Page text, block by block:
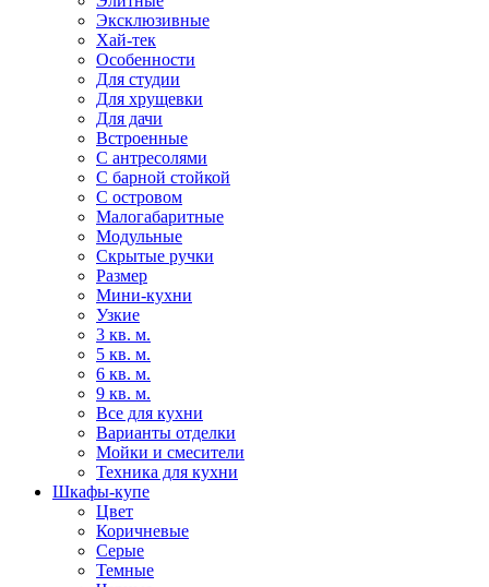
Эксклюзивные
Хай-тек
Особенности
Для студии
Для хрущевки
Для дачи
Встроенные
С антресолями
С барной стойкой
С островом
Малогабаритные
Модульные
Скрытые ручки
Размер
Мини-кухни
Узкие
3 кв. м.
5 кв. м.
6 кв. м.
9 кв. м.
Все для кухни
Варианты отделки
Мойки и смесители
Техника для кухни
Шкафы-купе
Цвет
Коричневые
Серые
Темные